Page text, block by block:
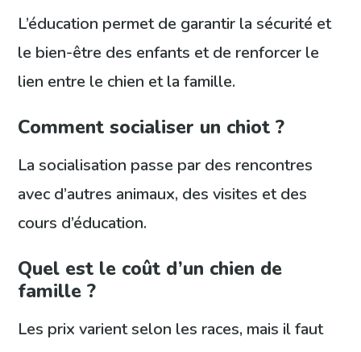
L’éducation permet de garantir la sécurité et
le bien-être des enfants et de renforcer le
lien entre le chien et la famille.
Comment socialiser un chiot ?
La socialisation passe par des rencontres
avec d’autres animaux, des visites et des
cours d’éducation.
Quel est le coût d’un chien de
famille ?
Les prix varient selon les races, mais il faut